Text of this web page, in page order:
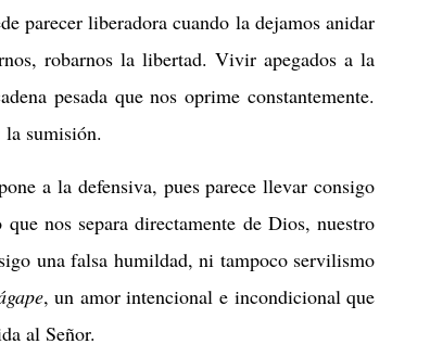
parecer liberadora cuando la dejamos anidar
robarnos la libertad. Vivir apegados a la
pesada que nos oprime constantemente.
la sumisión.
a la defensiva, pues parece llevar consigo
nos separa directamente de Dios, nuestro
una falsa humildad, ni tampoco servilismo
, un amor intencional e incondicional que
al Señor.